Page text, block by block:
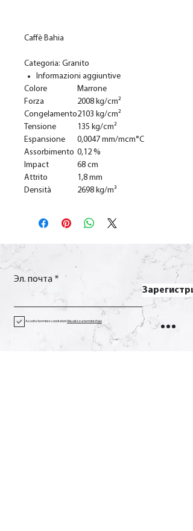
Caffè Bahia
Categoria: Granito
Informazioni aggiuntive
Colore
Marrone
Forza
2008 kg/cm²
Congelamento2103 kg/cm²
Tensione
135 kg/cm²
Espansione
0,0047 mm/mcm°C
Assorbimento 0,12 %
Impact
68 cm
Attrito
1,8 mm
Densità
2698 kg/m³
Эл. почта
Accetto termini e condizioniVisualizza termini d'uso